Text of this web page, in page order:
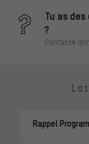
Tu as
?
Contacte
Rappel